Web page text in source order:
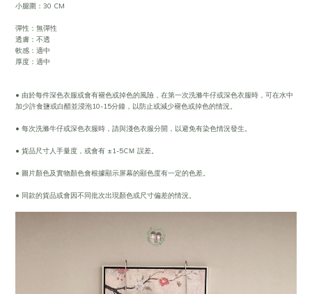
小腿圍：30 CM
彈性：無彈性
透膚：不透
軟感：適中
厚度：適中
• 由於每件深色衣服或會有褪色或掉色的風險，在第一次洗滌牛仔或深色衣服時，可在水中
加少許食鹽或白醋並浸泡10-15分鐘，以防止或減少褪色或掉色的情況。
• 每次洗滌牛仔或深色衣服時，請與淺色衣服分開，以避免有染色情況發生。
• 貨品尺寸人手量度，或會有 ±1-5CＭ 誤差。
• 圖片顏色及實物顏色會根據顯示屏幕的顯色度有一定的色差。
• 同款的貨品或會因不同批次出現顏色或尺寸偏差的情況。